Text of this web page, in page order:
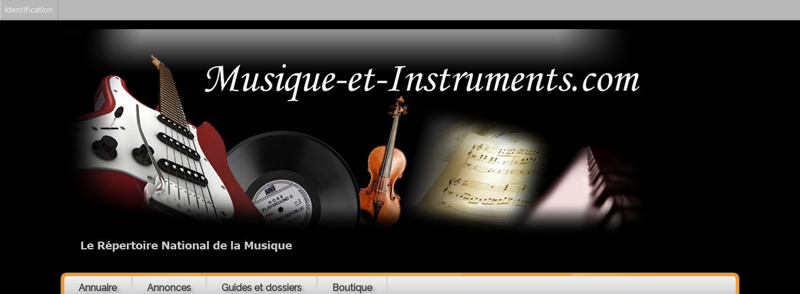
Annuaire Annonces Guides et dossiers Boutique
Identification